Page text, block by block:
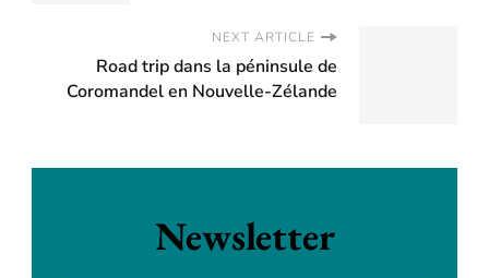
NEXT ARTICLE
Road trip dans la péninsule de
Coromandel en Nouvelle-Zélande
Newsletter